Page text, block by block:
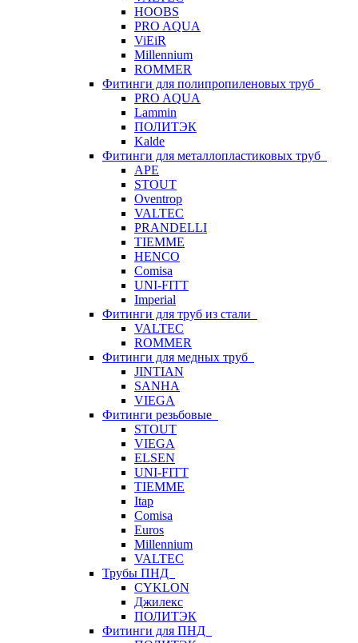
HOOBS
PRO AQUA
ViEiR
Millennium
ROMMER
Фитинги для полипропиленовых труб
PRO AQUA
Lammin
ПОЛИТЭК
Kalde
Фитинги для металлопластиковых труб
APE
STOUT
Oventrop
VALTEC
PRANDELLI
TIEMME
HENCO
Comisa
UNI-FITT
Imperial
Фитинги для труб из стали
VALTEC
ROMMER
Фитинги для медных труб
JINTIAN
SANHA
VIEGA
Фитинги резьбовые
STOUT
VIEGA
ELSEN
UNI-FITT
TIEMME
Itap
Comisa
Euros
Millennium
VALTEC
Трубы ПНД
CYKLON
Джилекс
ПОЛИТЭК
Фитинги для ПНД